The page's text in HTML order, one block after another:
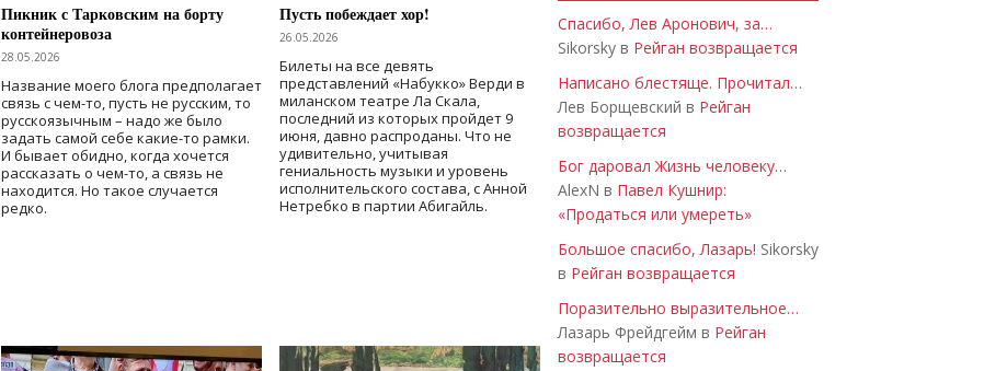
Пикник с Тарковским на борту
контейнеровоза
28.05.2026
Название моего блога предполагает
связь с чем-то, пусть не русским, то
русскоязычным – надо же было
задать самой себе какие-то рамки.
И бывает обидно, когда хочется
рассказать о чем-то, а связь не
находится. Но такое случается
редко.
Пусть побеждает хор!
26.05.2026
Билеты на все девять
представлений «Набукко» Верди в
миланском театре Ла Скала,
последний из которых пройдет 9
июня, давно распроданы. Что не
удивительно, учитывая
гениальность музыки и уровень
исполнительского состава, с Анной
Нетребко в партии Абигайль.
Спасибо, Лев Аронович, за…
Sikorsky в Рейган возвращается
Написано блестяще. Прочитал…
Лев Борщевский в Рейган
возвращается
Бог даровал Жизнь человеку…
AlexN в Павел Кушнир:
«Продаться или умереть»
Большое спасибо, Лазарь! Sikorsky
в Рейган возвращается
Поразительно выразительное…
Лазарь Фрейдгейм в Рейган
возвращается